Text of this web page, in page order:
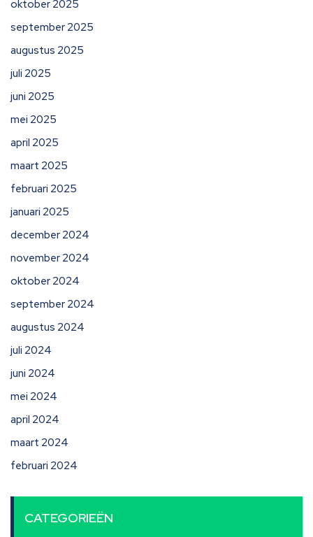
oktober 2025
september 2025
augustus 2025
juli 2025
juni 2025
mei 2025
april 2025
maart 2025
februari 2025
januari 2025
december 2024
november 2024
oktober 2024
september 2024
augustus 2024
juli 2024
juni 2024
mei 2024
april 2024
maart 2024
februari 2024
CATEGORIEËN